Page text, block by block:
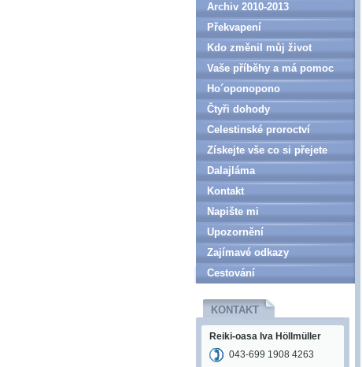
Archiv 2010-2013
Překvapení
Kdo změnil můj život
Vaše příběhy a má pomoc
Ho´oponopono
Čtyři dohody
Celestinské proroctví
Získejte vše co si přejete
Dalajláma
Kontakt
Napište mi
Upozornění
Zajímavé odkazy
Cestování
KONTAKT
Reiki-oasa Iva Höllmüller
043-699 1908 4263